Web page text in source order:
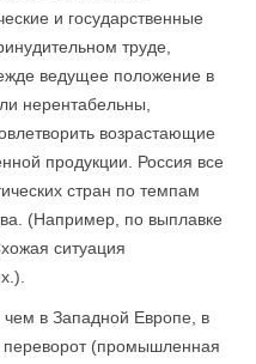
и государственные
труде,
ведущее положение в
нерентабельны,
возрастающие
продукции. Россия все
стран по темпам
(Например, по выплавке
ситуация
в Западной Европе, в
(промышленная